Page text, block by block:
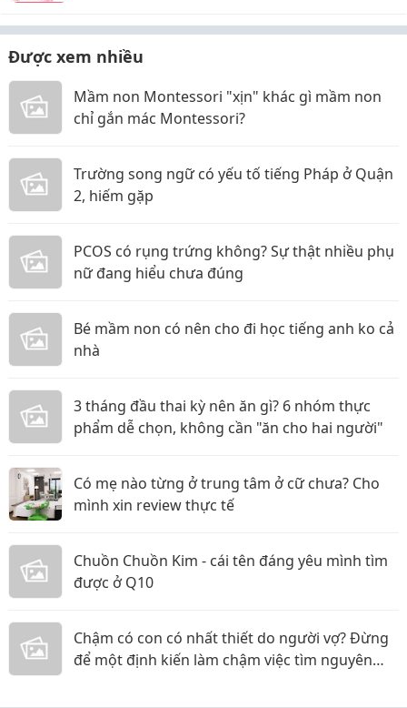
Được xem nhiều
Mầm non Montessori "xịn" khác gì mầm non
chỉ gắn mác Montessori?
Trường song ngữ có yếu tố tiếng Pháp ở Quận
2, hiếm gặp
PCOS có rụng trứng không? Sự thật nhiều phụ
nữ đang hiểu chưa đúng
Bé mầm non có nên cho đi học tiếng anh ko cả
nhà
3 tháng đầu thai kỳ nên ăn gì? 6 nhóm thực
phẩm dễ chọn, không cần "ăn cho hai người"
Có mẹ nào từng ở trung tâm ở cữ chưa? Cho
mình xin review thực tế
Chuồn Chuồn Kim - cái tên đáng yêu mình tìm
được ở Q10
Chậm có con có nhất thiết do người vợ? Đừng
để một định kiến làm chậm việc tìm nguyên